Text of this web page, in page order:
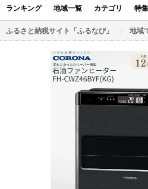
ランキング 地域一覧 カテゴリ 特集
ふるさと納税サイト「ふるなび」 地域